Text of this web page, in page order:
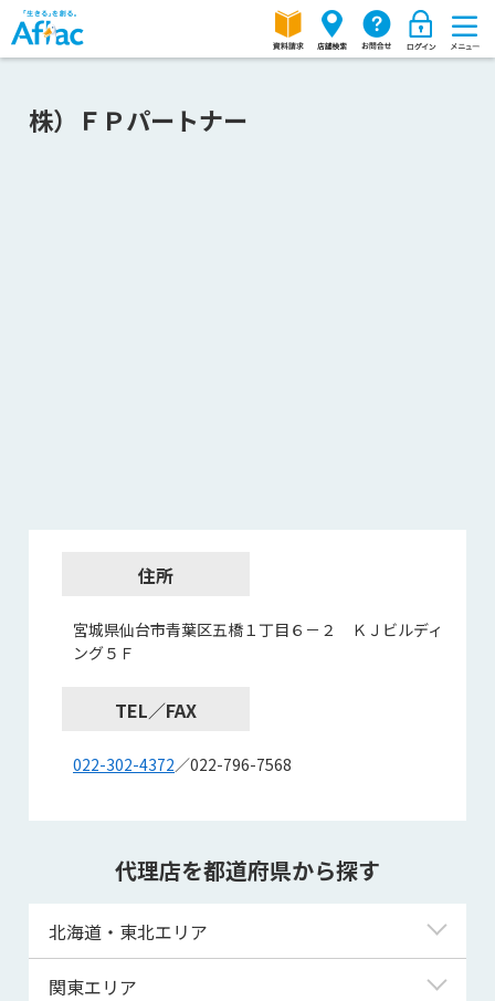
株）ＦＰパートナー
住所
宮城県仙台市青葉区五橋１丁目６－２ ＫＪビルディ
ング５Ｆ
TEL／FAX
022-302-4372／022-796-7568
代理店を都道府県から探す
北海道・東北エリア
北海道
関東エリア